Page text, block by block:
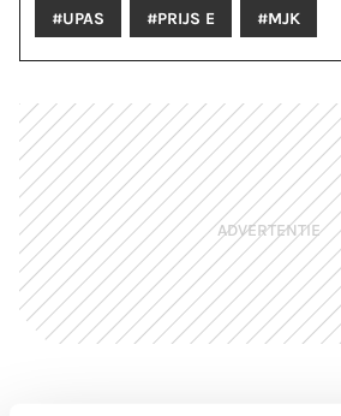
#UPAS #PRIJS E #MJK
ADVERTENTIE